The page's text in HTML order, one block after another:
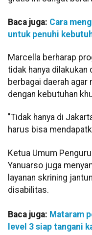
Baca juga: Cara
untuk penuhi
Marcella berharap
tidak hanya
berbagai daerah agar
dengan kebutuhan
"Tidak hanya di
harus bisa
Ketua Umum
Yanuarso juga
layanan skrining
disabilitas.
Baca juga: Mataram
level 3 siap tangani